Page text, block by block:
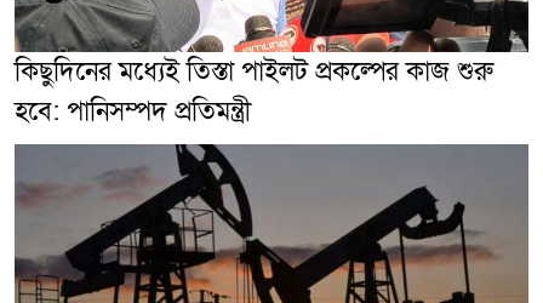
কিছুদিনের মধ্যেই তিস্তা পাইলট প্রকল্পের কাজ শুরু
হবে: পানিসম্পদ প্রতিমন্ত্রী